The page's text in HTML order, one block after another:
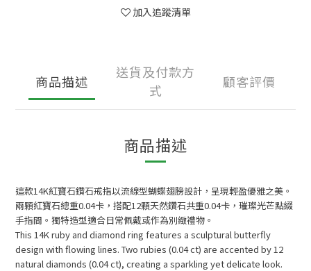
加入追蹤清單
商品描述
送貨及付款方
式
顧客評價
商品描述
這款14K紅寶石鑽石戒指以流線型蝴蝶翅膀設計，呈現輕盈優雅之美。
兩顆紅寶石總重0.04卡，搭配12顆天然鑽石共重0.04卡，璀璨光芒點綴
手指間。獨特造型適合日常佩戴或作為別緻禮物。
This 14K ruby and diamond ring features a sculptural butterfly
design with flowing lines. Two rubies (0.04 ct) are accented by 12
natural diamonds (0.04 ct), creating a sparkling yet delicate look.